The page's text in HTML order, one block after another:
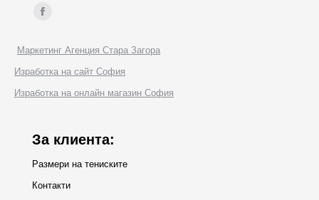
Find us on:
Facebook
opens
in
new
Маркетинг Агенция Стара Загора
Изработка на сайт София
Изработка на онлайн магазин София
За клиента:
Размери на тениските
Контакти